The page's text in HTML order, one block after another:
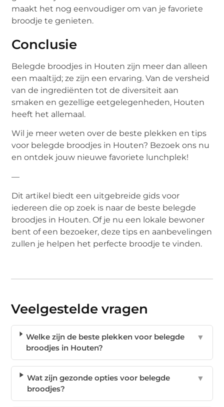
maakt het nog eenvoudiger om van je favoriete
broodje te genieten.
Conclusie
Belegde broodjes in Houten zijn meer dan alleen
een maaltijd; ze zijn een ervaring. Van de versheid
van de ingrediënten tot de diversiteit aan
smaken en gezellige eetgelegenheden, Houten
heeft het allemaal.
Wil je meer weten over de beste plekken en tips
voor belegde broodjes in Houten? Bezoek ons nu
en ontdek jouw nieuwe favoriete lunchplek!
—
Dit artikel biedt een uitgebreide gids voor
iedereen die op zoek is naar de beste belegde
broodjes in Houten. Of je nu een lokale bewoner
bent of een bezoeker, deze tips en aanbevelingen
zullen je helpen het perfecte broodje te vinden.
Veelgestelde vragen
Welke zijn de beste plekken voor belegde
broodjes in Houten?
▼
Wat zijn gezonde opties voor belegde
broodjes?
▼